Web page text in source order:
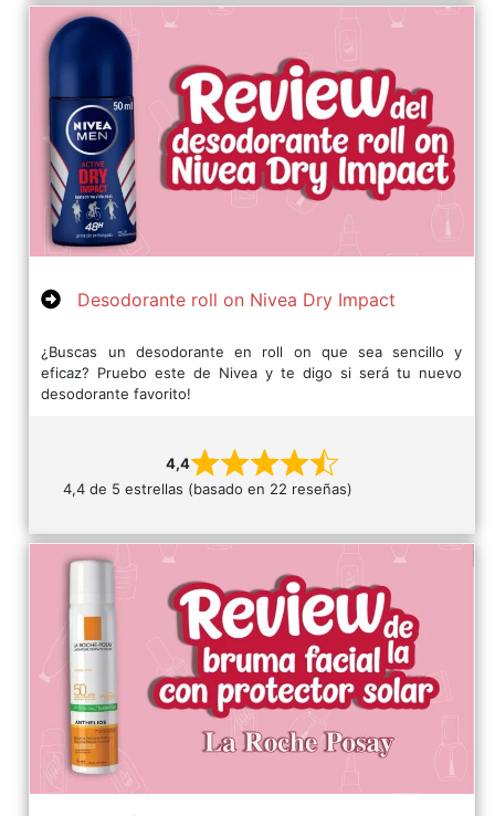
Desodorante roll on Nivea Dry Impact
¿Buscas un desodorante en roll on que sea sencillo y
eficaz? Pruebo este de Nivea y te digo si será tu nuevo
desodorante favorito!
4,4
4,4 de 5 estrellas (basado en 22 reseñas)